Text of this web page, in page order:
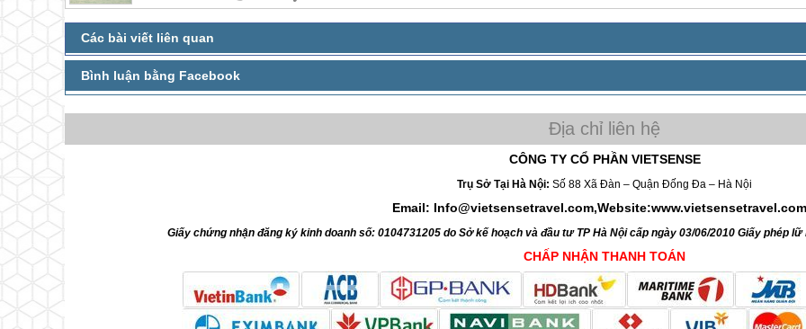
CÔNG TY CỔ PHẦN VIETSENSE
Trụ Sở Tại Hà Nội: Số 88 Xã Đàn – Quận Đống Đa – Hà Nội
Email:
Giấy chứng nhận đăng ký kinh doanh số: 0104731205 do Sở kế hoạch và đầu tư TP Hà Nội cấp ngày 03/06/2010 Giấy phép lữ
CHẤP NHẬN THANH TOÁN